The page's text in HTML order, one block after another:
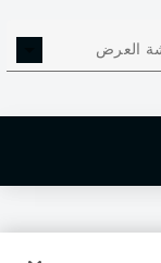
العرض